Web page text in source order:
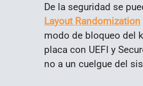
De la seguridad se
Layout Randomization
modo de bloqueo del
placa con UEFI y
no a un cuelgue del